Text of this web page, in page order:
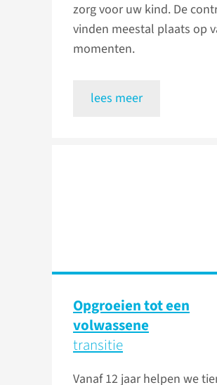
zorg voor uw kind. De
vinden meestal plaats op
momenten.
lees meer
Opgroeien tot een
volwassene
transitie
Vanaf 12 jaar helpen we